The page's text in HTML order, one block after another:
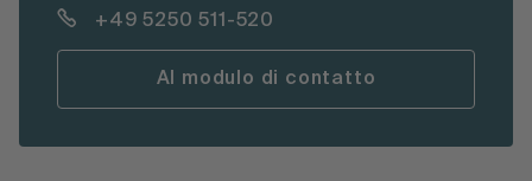
+49 5250 511-520
Al modulo di contatto